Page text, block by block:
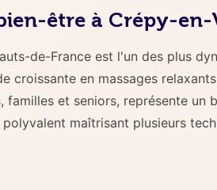
être à Crépy-en-
de-France est l'un des plus
croissante en massages
et seniors, représente un
maîtrisant plusieurs